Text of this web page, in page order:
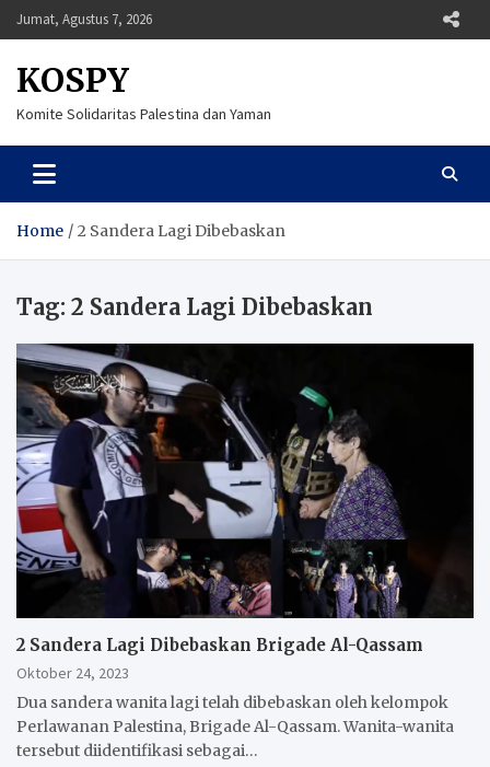
Skip
to
Jumat, Agustus 7, 2026
KOSPY
Komite Solidaritas Palestina dan Yaman
Home 2 Sandera Lagi Dibebaskan
Tag: 2 Sandera Lagi Dibebaskan
2 Sandera Lagi Dibebaskan Brigade Al-Qassam
Oktober 24, 2023
Dua sandera wanita lagi telah dibebaskan oleh kelompok
Perlawanan Palestina, Brigade Al-Qassam. Wanita-wanita
tersebut diidentifikasi sebagai…